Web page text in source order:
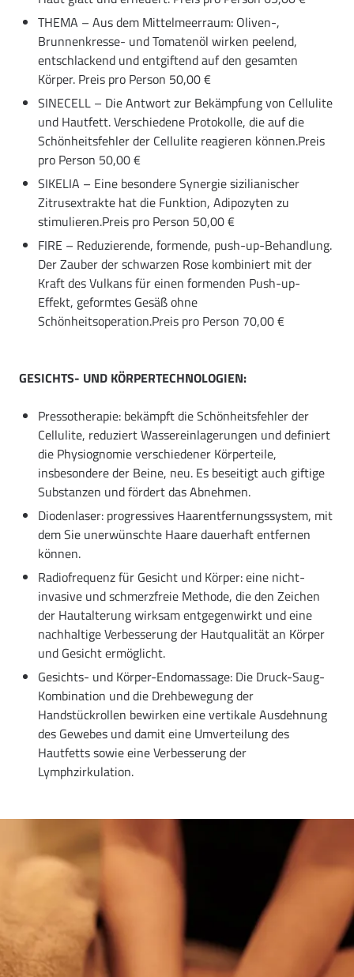
THEMA – Aus dem Mittelmeerraum: Oliven-,
Brunnenkresse- und Tomatenöl wirken peelend,
entschlackend und entgiftend auf den gesamten
Körper. Preis pro Person 50,00 €
SINECELL – Die Antwort zur Bekämpfung von Cellulite
und Hautfett. Verschiedene Protokolle, die auf die
Schönheitsfehler der Cellulite reagieren können.Preis
pro Person 50,00 €
SIKELIA – Eine besondere Synergie sizilianischer
Zitrusextrakte hat die Funktion, Adipozyten zu
stimulieren.Preis pro Person 50,00 €
FIRE – Reduzierende, formende, push-up-Behandlung.
Der Zauber der schwarzen Rose kombiniert mit der
Kraft des Vulkans für einen formenden Push-up-
Effekt, geformtes Gesäß ohne
Schönheitsoperation.Preis pro Person 70,00 €
GESICHTS- UND KÖRPERTECHNOLOGIEN:
Pressotherapie: bekämpft die Schönheitsfehler der
Cellulite, reduziert Wassereinlagerungen und definiert
die Physiognomie verschiedener Körperteile,
insbesondere der Beine, neu. Es beseitigt auch giftige
Substanzen und fördert das Abnehmen.
Diodenlaser: progressives Haarentfernungssystem, mit
dem Sie unerwünschte Haare dauerhaft entfernen
können.
Radiofrequenz für Gesicht und Körper: eine nicht-
invasive und schmerzfreie Methode, die den Zeichen
der Hautalterung wirksam entgegenwirkt und eine
nachhaltige Verbesserung der Hautqualität an Körper
und Gesicht ermöglicht.
Gesichts- und Körper-Endomassage: Die Druck-Saug-
Kombination und die Drehbewegung der
Handstückrollen bewirken eine vertikale Ausdehnung
des Gewebes und damit eine Umverteilung des
Hautfetts sowie eine Verbesserung der
Lymphzirkulation.